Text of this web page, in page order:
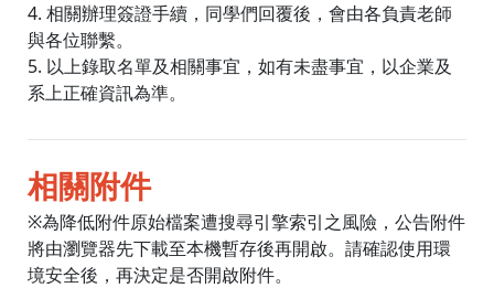
4. 相關辦理簽證手續，同學們回覆後，會由各負責老師
與各位聯繫。
5. 以上錄取名單及相關事宜，如有未盡事宜，以企業及
系上正確資訊為準。
相關附件
※為降低附件原始檔案遭搜尋引擎索引之風險，公告附件
將由瀏覽器先下載至本機暫存後再開啟。請確認使用環
境安全後，再決定是否開啟附件。